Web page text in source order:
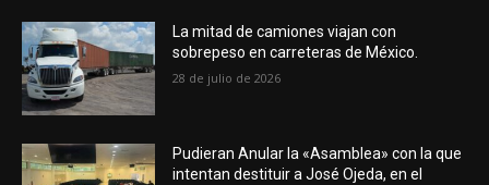
La mitad de camiones viajan con
sobrepeso en carreteras de México.
28 de julio de 2026
Pudieran Anular la «Asamblea» con la que
intentan destituir a José Ojeda, en el